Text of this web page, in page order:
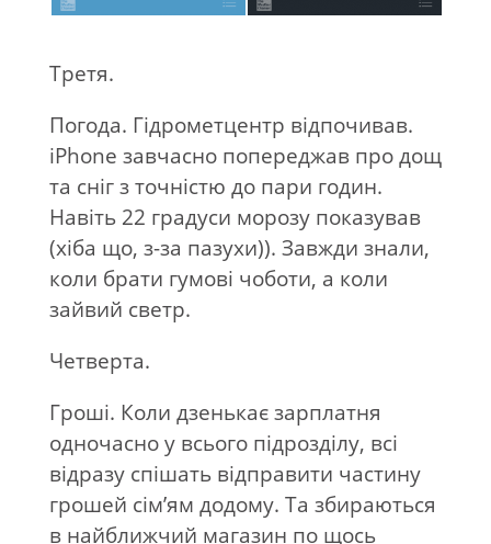
Третя.
Погода. Гідрометцентр відпочивав.
iPhone завчасно попереджав про дощ
та сніг з точністю до пари годин.
Навіть 22 градуси морозу показував
(хіба що, з-за пазухи)). Завжди знали,
коли брати гумові чоботи, а коли
зайвий светр.
Четверта.
Гроші. Коли дзенькає зарплатня
одночасно у всього підрозділу, всі
відразу спішать відправити частину
грошей сім’ям додому. Та збираються
в найближчий магазин по щось